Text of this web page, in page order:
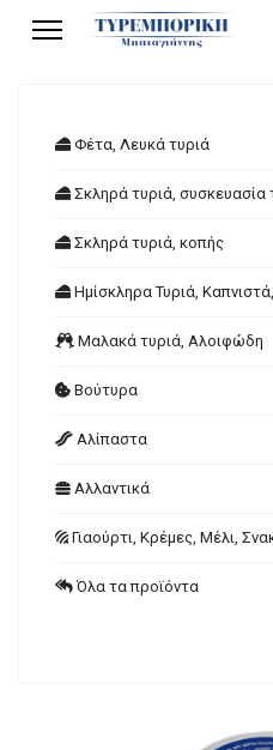
Φέτα, Λευκά τυριά
Σκληρά τυριά, συσκευασία
Σκληρά τυριά, κοπής
Ημίσκληρα Τυριά,
Μαλακά τυριά, Αλοιφώδη
Βούτυρα
Αλίπαστα
Αλλαντικά
Γιαούρτι, Κρέμες, Μέλι,
Όλα τα προϊόντα